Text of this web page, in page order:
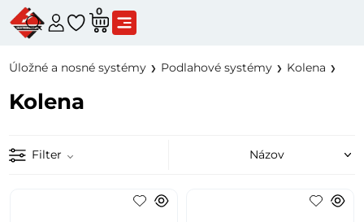
0
Úložné a nosné systémy Podlahové systémy Kolena
Kolena
Filter